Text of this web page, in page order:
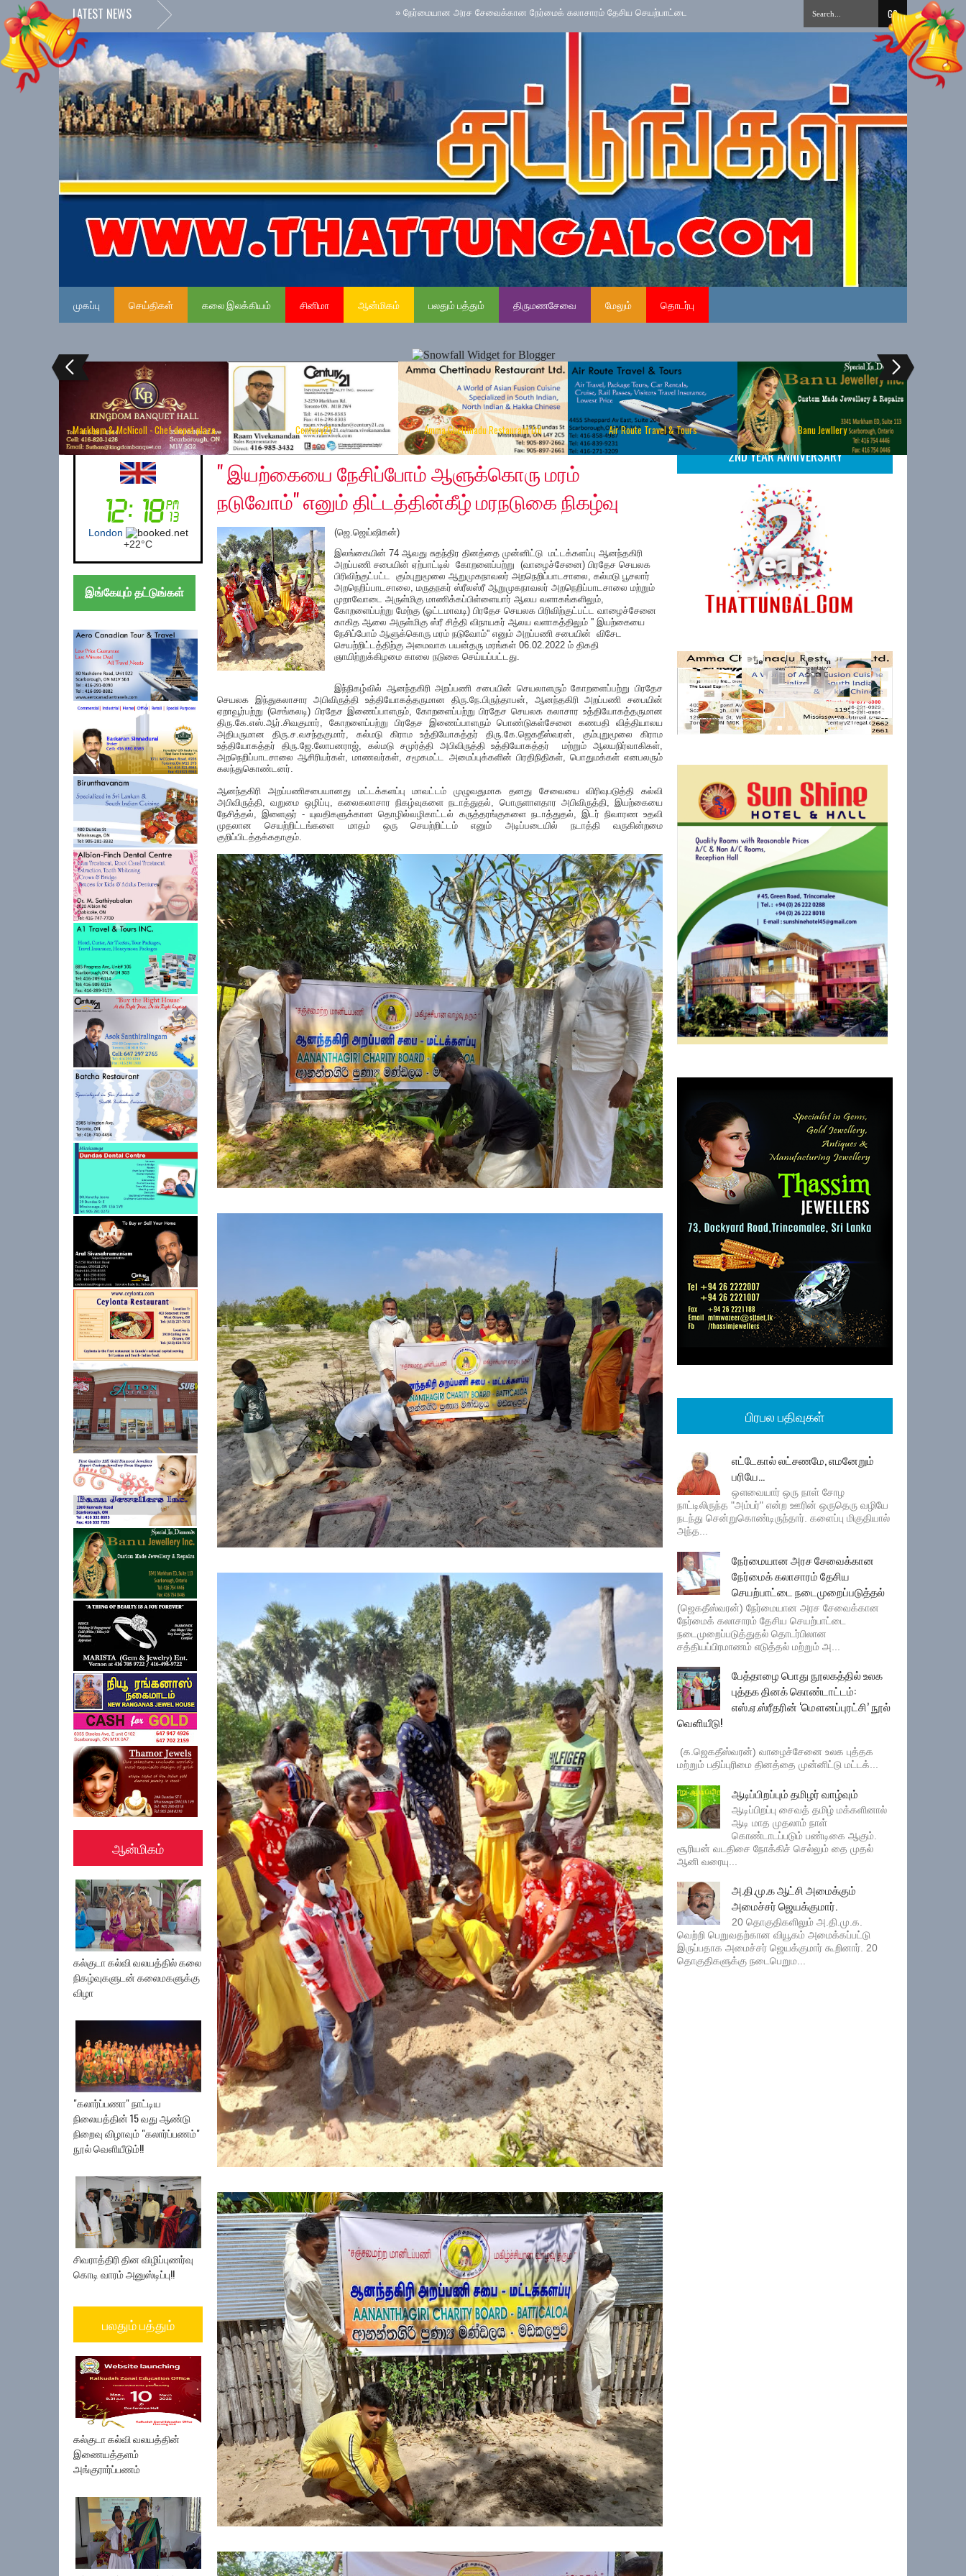
LATEST NEWS நேர்மையான அரச சேவைக்கான நேர்மைக் கலாசாரம் தேசிய செயற்பாட்டை நடைமுறைப்படுத்தல் தமிழ் சிங்கள சித்திரை புதுவருட கலை, கலாசார, விளையாட்டு
முகப்பு செய்திகள் கலை இலக்கியம் சினிமா ஆன்மிகம் பலதும் பத்தும் திருமணசேவை மேலும் தொடர்பு
Markham & McNicoll - Chef depot plaza Century21 Amma Chettinadu Restaurant Ltd Air Route Travel & Tours Banu Jewllery
Australia (Sydney)
Sydney
+18°C
இங்கேயும் தட்டுங்கள்
ஆன்மிகம்
கல்குடா கல்வி வலயத்தில் கலை
நிகழ்வுகளுடன் கலைமகளுக்கு
விழா
"கலார்ப்பணா" நாட்டிய
நிலையத்தின் 15 வது ஆண்டு
நிறைவு விழாவும் "கலார்ப்பணம்"
நூல் வெளியீடும்!!
சிவராத்திரி தின விழிப்புணர்வு
கொடி வாரம் அனுஸ்டிப்பு!!
பலதும் பத்தும்
கல்குடா கல்வி வலயத்தின்
இணையத்தளம்
அங்குரார்ப்பணம்
Monday, February 7, 2022
'' இயற்கையை நேசிப்போம் ஆளுக்கொரு மரம்
நடுவோம்" எனும் திட்டத்தின்கீழ் மரநடுகை நிகழ்வு
(ஜெ.ஜெய்ஷிகன்)
இலங்கையின் 74 ஆவது சுதந்திர தினத்தை முன்னிட்டு மட்டக்களப்பு ஆனந்தகிரி
அறப்பணி சபையின் ஏற்பாட்டில் கோறளைப்பற்று (வாழைச்சேனை) பிரதேச செயலக
பிரிவிற்குட்பட்ட கும்புறுமூலை ஆறுமுகநாவலர் அறநெறிப்பாடசாலை, கல்மடு பூசலார்
அறநெறிப்பாடசாலை, மருதநகர் ஸ்ரீலஸ்ரீ ஆறுமுகநாவலர் அறநெறிப்பாடசாலை மற்றும்
முறாவோடை அருள்மிகு மாணிக்கப்பிள்ளையார் ஆலய வளாகங்களிலும்,
கோறளைப்பற்று மேற்கு (ஓட்டமாவடி) பிரதேச செயலக பிரிவிற்குட்பட்ட வாழைச்சேனை
காகித ஆலை அருள்மிகு ஸ்ரீ சித்தி விநாயகர் ஆலய வளாகத்திலும் '' இயற்கையை
நேசிப்போம் ஆளுக்கொரு மரம் நடுவோம்'' எனும் அறப்பணி சபையின் விசேட
செயற்றிட்டத்திற்கு அமைவாக பயன்தரு மரங்கள் 06.02.2022 ம் திகதி
ஞாயிற்றுக்கிழமை காலை நடுகை செய்யப்பட்டது.
இந்நிகழ்வில் ஆனந்தகிரி அறப்பணி சபையின் செயலாளரும் கோறளைப்பற்று பிரதேச
செயலக இந்துகலாசார அபிவிருத்தி உத்தியோகத்தருமான திரு.நே.பிருந்தாபன், ஆனந்தகிரி அறப்பணி சபையின்
ஏறாவூர்பற்று (செங்கலடி) பிரதேச இணைப்பாளரும், கோறளைப்பற்று பிரதேச செயலக கலாசார உத்தியோகத்தருமான
திரு.கே.எஸ்.ஆர்.சிவகுமார், கோறளைப்பற்று பிரதேச இணைப்பாளரும் பொண்டுகள்சேனை கணபதி வித்தியாலய
அதிபருமான திரு.ச.வசந்தகுமார், கல்மடு கிராம உத்தியோகத்தர் திரு.கே.ஜெகதீஸ்வரன், கும்புறுமூலை கிராம
உத்தியோகத்தர் திரு.ஜே.லோபனராஜ், கல்மடு சமுர்த்தி அபிவிருத்தி உத்தியோகத்தர் மற்றும் ஆலயநிர்வாகிகள்,
அறநெறிப்பாடசாலை ஆசிரியர்கள், மாணவர்கள், சமூகமட்ட அமைப்புக்களின் பிரதிநிதிகள், பொதுமக்கள் எனபலரும்
கலந்துகொண்டனர்.
ஆனந்தகிரி அறப்பணிசபையானது மட்டக்களப்பு மாவட்டம் முழுவதுமாக தனது சேவையை விரிவுபடுத்தி கல்வி
அபிவிருத்தி, வறுமை ஒழிப்பு, கலைகலாசார நிகழ்வுகளை நடாத்துதல், பொருளாளதார அபிவிருத்தி, இயற்கையை
நேசித்தல், இளைஞர் - யுவதிகளுக்கான தொழில்வழிகாட்டல் கருத்தரங்குகளை நடாத்துதல், இடர் நிவாரண உதவி
முதலான செயற்றிட்டங்களை மாதம் ஒரு செயற்றிட்டம் எனும் அடிப்படையில் நடாத்தி வருகின்றமை
குறிப்பிடத்தக்கதாகும்.
2ND YEAR ANNIVERSARY
பிரபல பதிவுகள்
எட்டேகால் லட்சணமே, எமனேறும்
பரியே...
ஔவையார் ஒரு நாள் சோழ
நாட்டிலிருந்த "அம்பர்" என்ற ஊரின் ஒருதெரு வழியே
நடந்து சென்றுகொண்டிருந்தார். களைப்பு மிகுதியால்
அந்த...
நேர்மையான அரச சேவைக்கான
நேர்மைக் கலாசாரம் தேசிய
செயற்பாட்டை நடைமுறைப்படுத்தல்
(ஜெகதீஸ்வரன்) நேர்மையான அரச சேவைக்கான
நேர்மைக் கலாசாரம் தேசிய செயற்பாட்டை
நடைமுறைப்படுத்துதல் தொடர்பிலான
சத்தியப்பிரமாணம் எடுத்தல் மற்றும் அ...
பேத்தாழை பொது நூலகத்தில் உலக
புத்தக தினக் கொண்டாட்டம்:
எஸ்.ஏ.ஸ்ரீதரின் ‘மௌனப்புரட்சி’ நூல்
வெளியீடு!
(க.ஜெகதீஸ்வரன்) வாழைச்சேனை உலக புத்தக
மற்றும் பதிப்புரிமை தினத்தை முன்னிட்டு மட்டக்...
ஆடிப்பிறப்பும் தமிழர் வாழ்வும்
ஆடிப்பிறப்பு சைவத் தமிழ் மக்களினால்
ஆடி மாத முதலாம் நாள்
கொண்டாடப்படும் பண்டிகை ஆகும்.
சூரியன் வடதிசை நோக்கிச் செல்லும் தை முதல்
ஆனி வரையு...
அ.தி.மு.க ஆட்சி அமைக்கும்
அமைச்சர் ஜெயக்குமார்.
20 தொகுதிகளிலும் அ.தி.மு.க.
வெற்றி பெறுவதற்கான வியூகம் அமைக்கப்பட்டு
இருப்பதாக அமைச்சர் ஜெயக்குமார் கூறினார். 20
தொகுதிகளுக்கு நடைபெறும...